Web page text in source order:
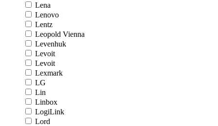
Lena
Lenovo
Lentz
Leopold Vienna
Levenhuk
Levoit
Levoit
Lexmark
LG
Lin
Linbox
LogiLink
Lord